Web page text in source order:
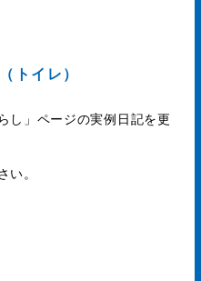
トイレ）
し」ページの実例日記を更
。